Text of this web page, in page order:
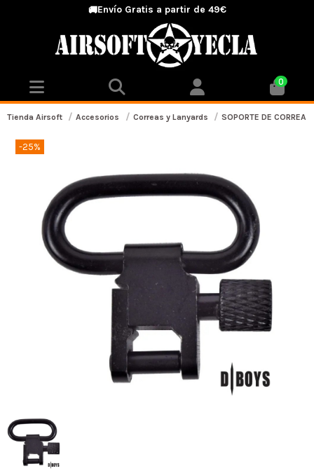
🚚Envío Gratis a partir de 49€
0
Tienda Airsoft Accesorios Correas y Lanyards SOPORTE DE CORREA
-25%